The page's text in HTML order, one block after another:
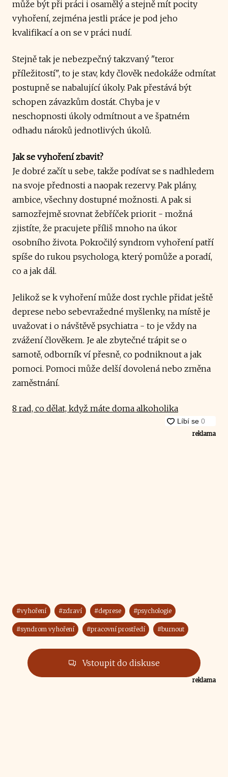
může být při práci i osamělý a stejně mít pocity
vyhoření, zejména jestli práce je pod jeho
kvalifikací a on se v práci nudí.
Stejně tak je nebezpečný takzvaný "teror
příležitostí", to je stav, kdy člověk nedokáže odmítat
postupně se nabalující úkoly. Pak přestává být
schopen závazkům dostát. Chyba je v
neschopnosti úkoly odmítnout a ve špatném
odhadu nároků jednotlivých úkolů.
Jak se vyhoření zbavit?
Je dobré začít u sebe, takže podívat se s nadhledem
na svoje přednosti a naopak rezervy. Pak plány,
ambice, všechny dostupné možnosti. A pak si
samozřejmě srovnat žebříček priorit - možná
zjistíte, že pracujete příliš mnoho na úkor
osobního života. Pokročilý syndrom vyhoření patří
spíše do rukou psychologa, který pomůže a poradí,
co a jak dál.
Jelikož se k vyhoření může dost rychle přidat ještě
deprese nebo sebevražedné myšlenky, na místě je
uvažovat i o návštěvě psychiatra - to je vždy na
zvážení člověkem. Je ale zbytečné trápit se o
samotě, odborník ví přesně, co podniknout a jak
pomoci. Pomoci může delší dovolená nebo změna
zaměstnání.
8 rad, co dělat, když máte doma alkoholika
reklama
#vyhoření #zdraví #deprese #psychologie
#syndrom vyhoření #pracovní prostředí #burnout
Vstoupit do diskuse
reklama